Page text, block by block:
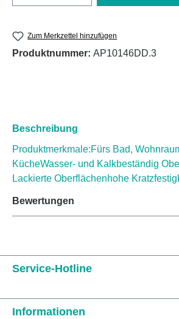
Zum Merkzettel hinzufügen
Produktnummer: AP10146DD.3
Beschreibung
Produktmerkmale:Fürs Bad,
KücheWasser- und Kalkbeständig
Lackierte Oberflächenhohe
Bewertungen
Service-Hotline
Informationen